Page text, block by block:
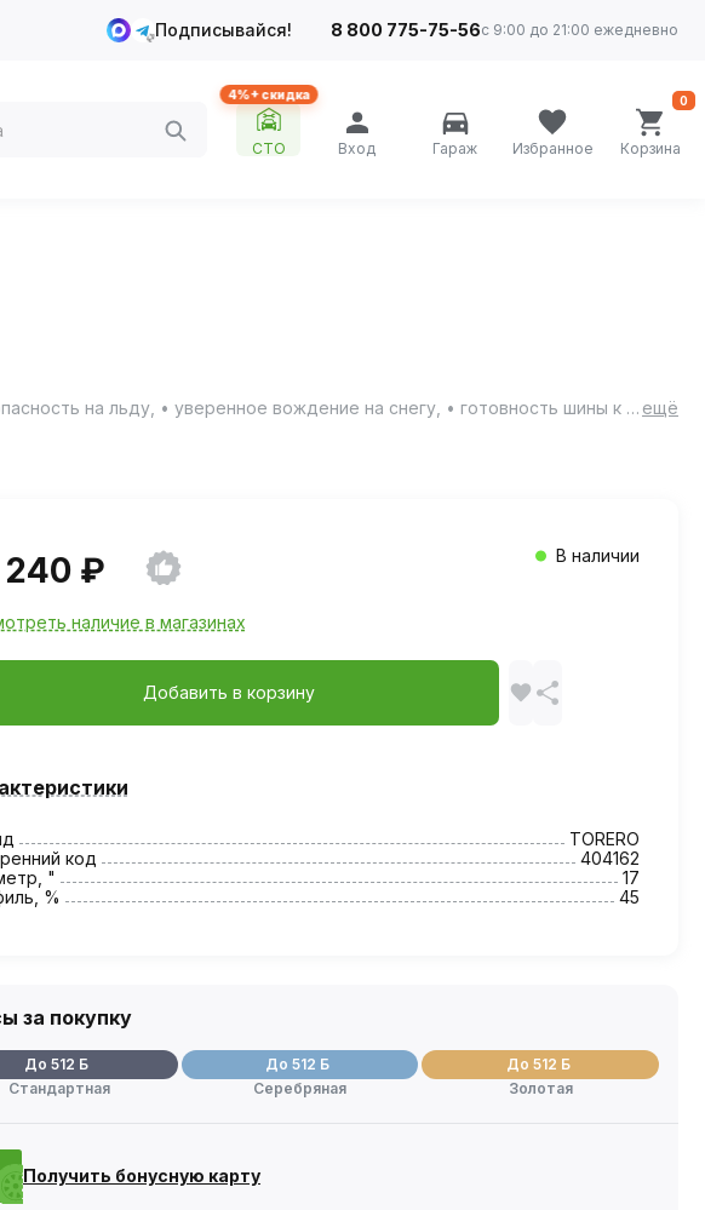
Подписывайся! 8 800 775-75-56с 9:00 до 21:00 ежедневно
4%+ скидка
СТО Вход Гараж Избранное Корзина
0
Torero MP30 - шипованная резина для настоящих зимних условий: • непревзойденное сцепление и безопасность на льду, • уверенное вождение на снегу, • готовность шины к самым суровым зимним условиям. ещё
240 ₽ В наличии
наличие в магазинах
Добавить в корзину
TORERO
код
404162
"
17
%
45
за покупку
До 512 Б
Стандартная
До 512 Б
Серебряная
До 512 Б
Золотая
Получить бонусную карту